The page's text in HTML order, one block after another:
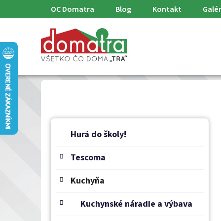
na
OC Domatra Blog Kontakt
B
Preskočiť
kategórie
K
Hurá do školy!
Tescoma
Kuchyňa
Kuchynské náradie a výbava